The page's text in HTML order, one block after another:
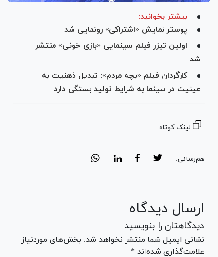
بیشتر بخوانید:
پوستر نمایش «اشتراکی» رونمایی شد
اولین تیزر فیلم سینمایی «بازی خونی» منتشر
شد
کارگردان فیلم «بچه مردم»: تبدیل ذهنیت به
عینیت در سینما به شرایط تولید بستگی دارد
لینک کوتاه
هم‌رسانی:
ارسال دیدگاه
دیدگاهتان را بنویسید
نشانی ایمیل شما منتشر نخواهد شد. بخش‌های موردنیاز
علامت‌گذاری شده‌اند *